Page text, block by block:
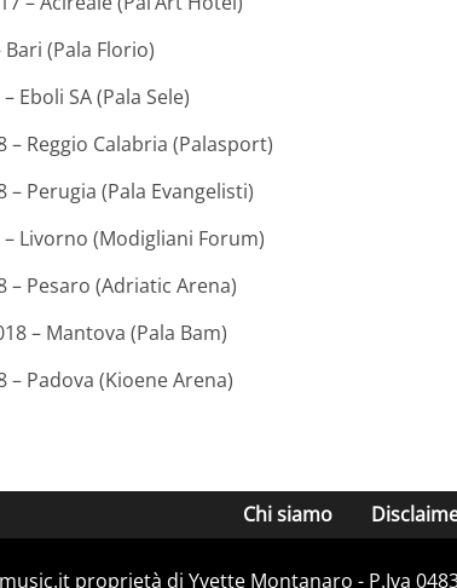
(Pala Florio)
Eboli SA (Pala Sele)
Reggio Calabria (Palasport)
Perugia (Pala Evangelisti)
Livorno (Modigliani Forum)
– Pesaro (Adriatic Arena)
– Mantova (Pala Bam)
Padova (Kioene Arena)
Chi siamo
proprietà di Yvette Montanaro - P.Iva